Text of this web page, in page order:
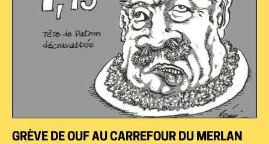
GRÈVE DE OUF AU CARREFOUR DU MERLAN